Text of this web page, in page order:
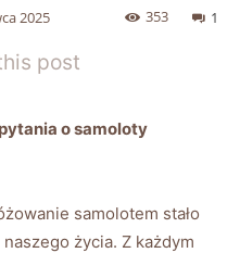
2025 1
353
post
o samoloty
samolotem stało
życia. Z każdym